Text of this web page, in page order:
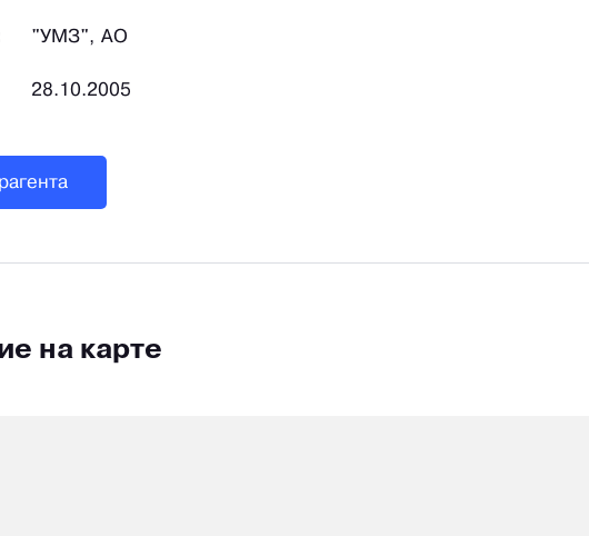
"УМЗ", АО
28.10.2005
на карте